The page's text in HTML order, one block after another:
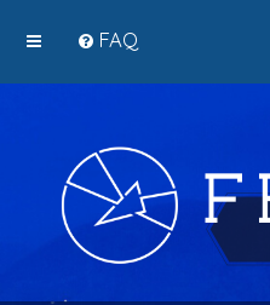
FAQ